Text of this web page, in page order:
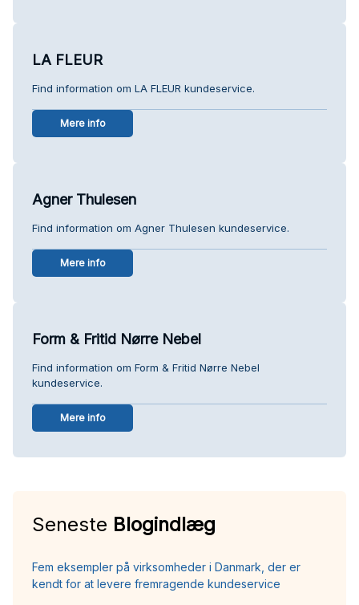
LA FLEUR
Find information om LA FLEUR kundeservice.
Mere info
Agner Thulesen
Find information om Agner Thulesen kundeservice.
Mere info
Form & Fritid Nørre Nebel
Find information om Form & Fritid Nørre Nebel
kundeservice.
Mere info
Seneste Blogindlæg
Fem eksempler på virksomheder i Danmark, der er
kendt for at levere fremragende kundeservice